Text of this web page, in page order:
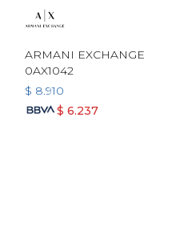
ARMANI EXCHANGE
0AX1042
$ 8.910
$ 6.237